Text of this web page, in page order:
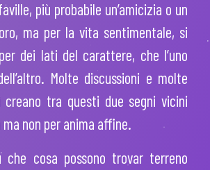
più probabile un’amicizia o un
ma per la vita sentimentale, si
dei lati del carattere, che l’uno
Molte discussioni e molte
creano tra questi due segni vicini
non per anima affine.
che cosa possono trovar terreno